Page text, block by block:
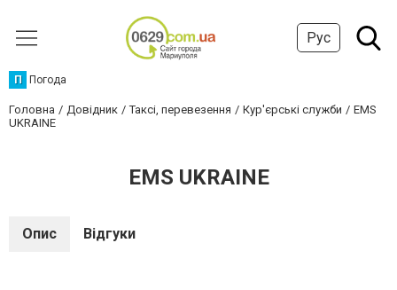
Рус
П Погода
Головна Довідник Таксі, перевезення Кур'єрські служби
EMS
UKRAINE
EMS UKRAINE
Опис Відгуки